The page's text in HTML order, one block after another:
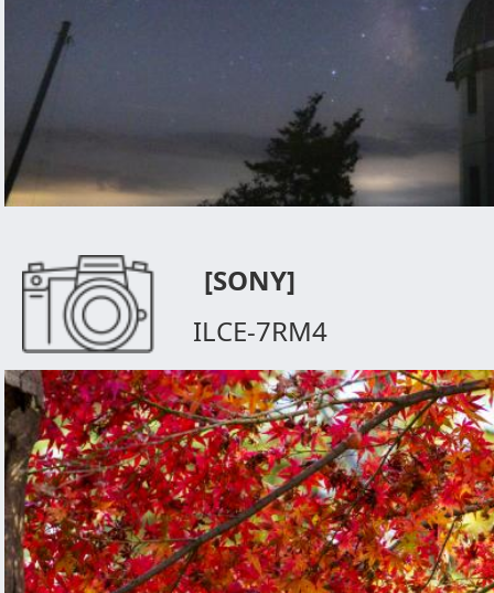
[SONY]
ILCE-7RM4